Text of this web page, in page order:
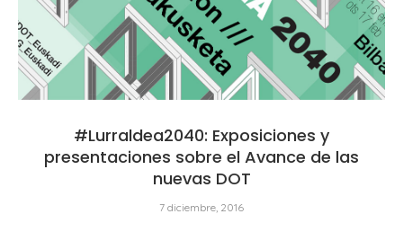
#Lurraldea2040: Exposiciones y
presentaciones sobre el Avance de las
nuevas DOT
7 diciembre, 2016